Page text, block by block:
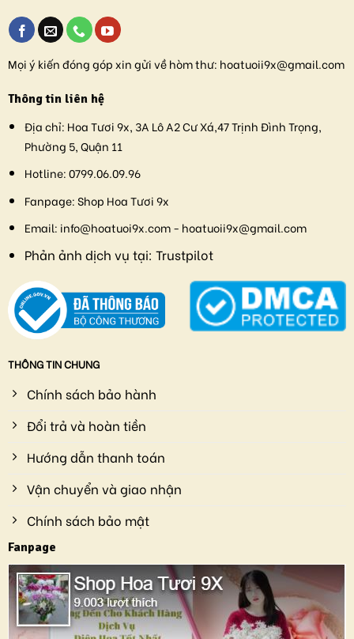
Mọi ý kiến đóng góp xin gửi về hòm thư: hoatuoii9x@gmail.com
Thông tin liên hệ
Địa chỉ: Hoa Tươi 9x, 3A Lô A2 Cư Xá,47 Trịnh Đình Trọng,
Phường 5, Quận 11
Hotline:0799.06.09.96
Fanpage:Shop Hoa Tươi 9x
Email: info@hoatuoi9x.com - hoatuoii9x@gmail.com
Phản ảnh dịch vụ tại: Trustpilot
THÔNG TIN CHUNG
Chính sách bảo hành
Đổi trả và hoàn tiền
Hướng dẫn thanh toán
Vận chuyển và giao nhận
Chính sách bảo mật
Fanpage